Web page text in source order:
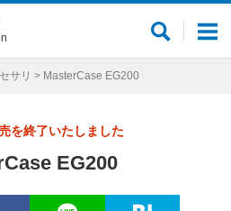
メ
サ
サリ > MasterCase EG200
を終了いたしました
EG200